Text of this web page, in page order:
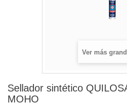
Ver más
Sellador sintético
MOHO